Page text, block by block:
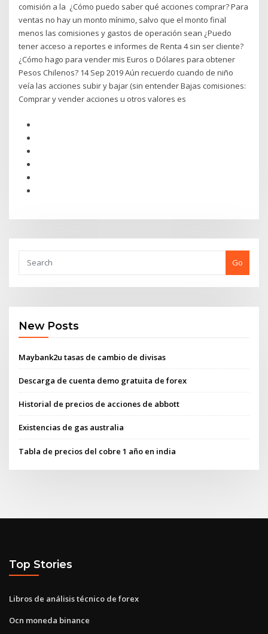
comisión a la ¿Cómo puedo saber qué acciones comprar? Para
ventas no hay un monto mínimo, salvo que el monto final
menos las comisiones y gastos de operación sean ¿Puedo
tener acceso a reportes e informes de Renta 4 sin ser cliente?
¿Cómo hago para vender mis Euros o Dólares para obtener
Pesos Chilenos? 14 Sep 2019 Aún recuerdo cuando de niño
veía las acciones subir y bajar (sin entender Bajas comisiones:
Comprar y vender acciones u otros valores es
Go
New Posts
Maybank2u tasas de cambio de divisas
Descarga de cuenta demo gratuita de forex
Historial de precios de acciones de abbott
Existencias de gas australia
Tabla de precios del cobre 1 año en india
Top Stories
Libros de análisis técnico de forex
Ocn moneda binance